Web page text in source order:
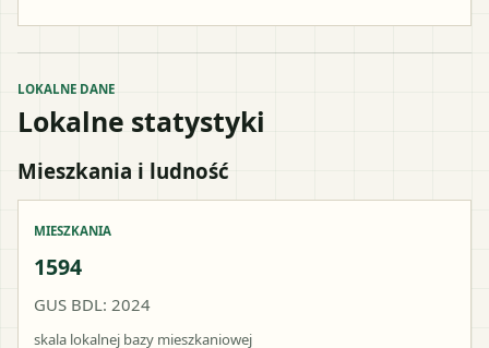
LOKALNE DANE
Lokalne statystyki
Mieszkania i ludność
MIESZKANIA
1594
GUS BDL: 2024
skala lokalnej bazy mieszkaniowej